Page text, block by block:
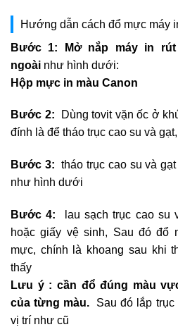
Hướng dẫn cách đổ mực máy
Bước 1: Mở nắp máy in
ngoài như hình dưới:
Hộp mực in màu Canon
Bước 2:
Dùng tovit vặn ốc ở
đính là để tháo trục cao su và
Bước 3:tháo trục cao su và
như hình dưới
Bước 4:
lau sạch trục cao su
hoặc giấy vệ sinh, Sau đó đổ
mực, chính là khoang sau khi
thấy
Lưu ý : cần đổ đúng màu
của từng màu.
Sau đó lắp
vị trí như cũ